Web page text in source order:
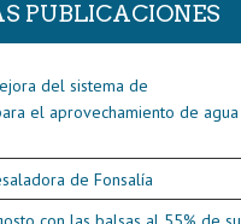
PUBLICACIONES
del sistema de
el aprovechamiento de agua
de Fonsalía